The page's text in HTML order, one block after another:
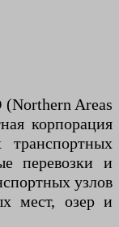
(Northern Areas
корпорация
перевозки и
узлов
мест, озер и